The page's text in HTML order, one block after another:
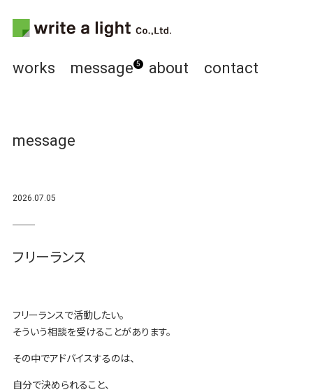
works message 5 about contact
message
2026.07.05
フリーランス
フリーランスで活動したい。
そういう相談を受けることがあります。
その中でアドバイスするのは、
自分で決められること、